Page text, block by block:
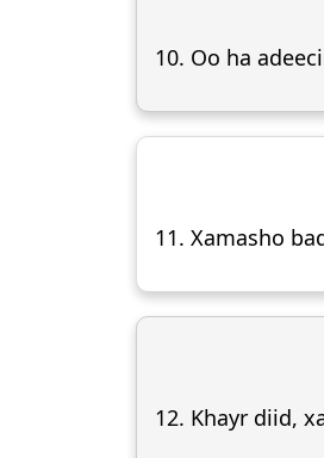
10. Oo ha
11. Xamasho
12. Khayr diid,